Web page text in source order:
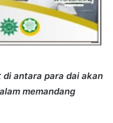
antara para dai akan
memandang